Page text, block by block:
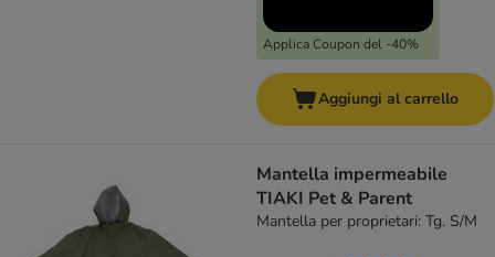
Applica Coupon del -40%
Aggiungi al carrello
Mantella impermeabile
TIAKI Pet & Parent
Mantella per proprietari: Tg. S/M